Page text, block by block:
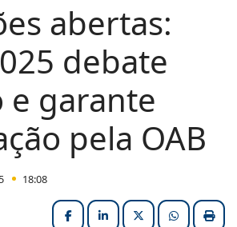
abertas:
debate
e garante
pela OAB
18:08
FacebookLinkedInX (formerly